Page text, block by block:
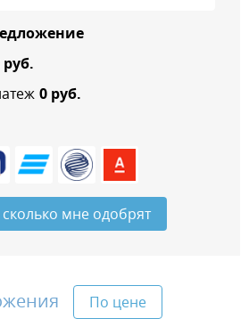
руб.
0руб.
сколько мне одобрят
По цене